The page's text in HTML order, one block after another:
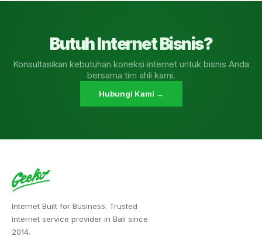
Butuh Internet Bisnis?
Konsultasikan kebutuhan koneksi internet untuk bisnis Anda
bersama tim ahli kami.
Hubungi Kami →
Internet Built for Business. Trusted
internet service provider in Bali since
2014.